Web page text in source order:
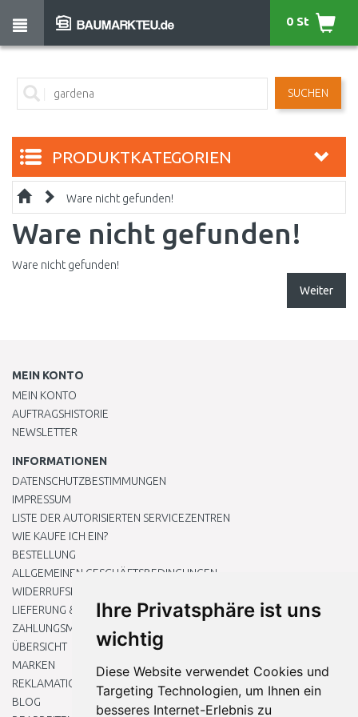
Ihre Privatsphäre ist uns
wichtig
Diese Website verwendet Cookies und
Targeting Technologien, um Ihnen ein
besseres Internet-Erlebnis zu
SUCHEN
0 St
PRODUKTKATEGORIEN
Ware nicht gefunden!
Ware nicht gefunden!
Ware nicht gefunden!
Weiter
MEIN KONTO
MEIN KONTO
AUFTRAGSHISTORIE
NEWSLETTER
INFORMATIONEN
DATENSCHUTZBESTIMMUNGEN
IMPRESSUM
LISTE DER AUTORISIERTEN SERVICEZENTREN
WIE KAUFE ICH EIN?
BESTELLUNG
ALLGEMEINEN GESCHÄFTSBEDINGUNGEN
WIDERRUFSRECHT
LIEFERUNG & ZAHLUNG
ZAHLUNGSMETHODEN
ÜBERSICHT
MARKEN
REKLAMATIONEN UND RETOUREN
BLOG